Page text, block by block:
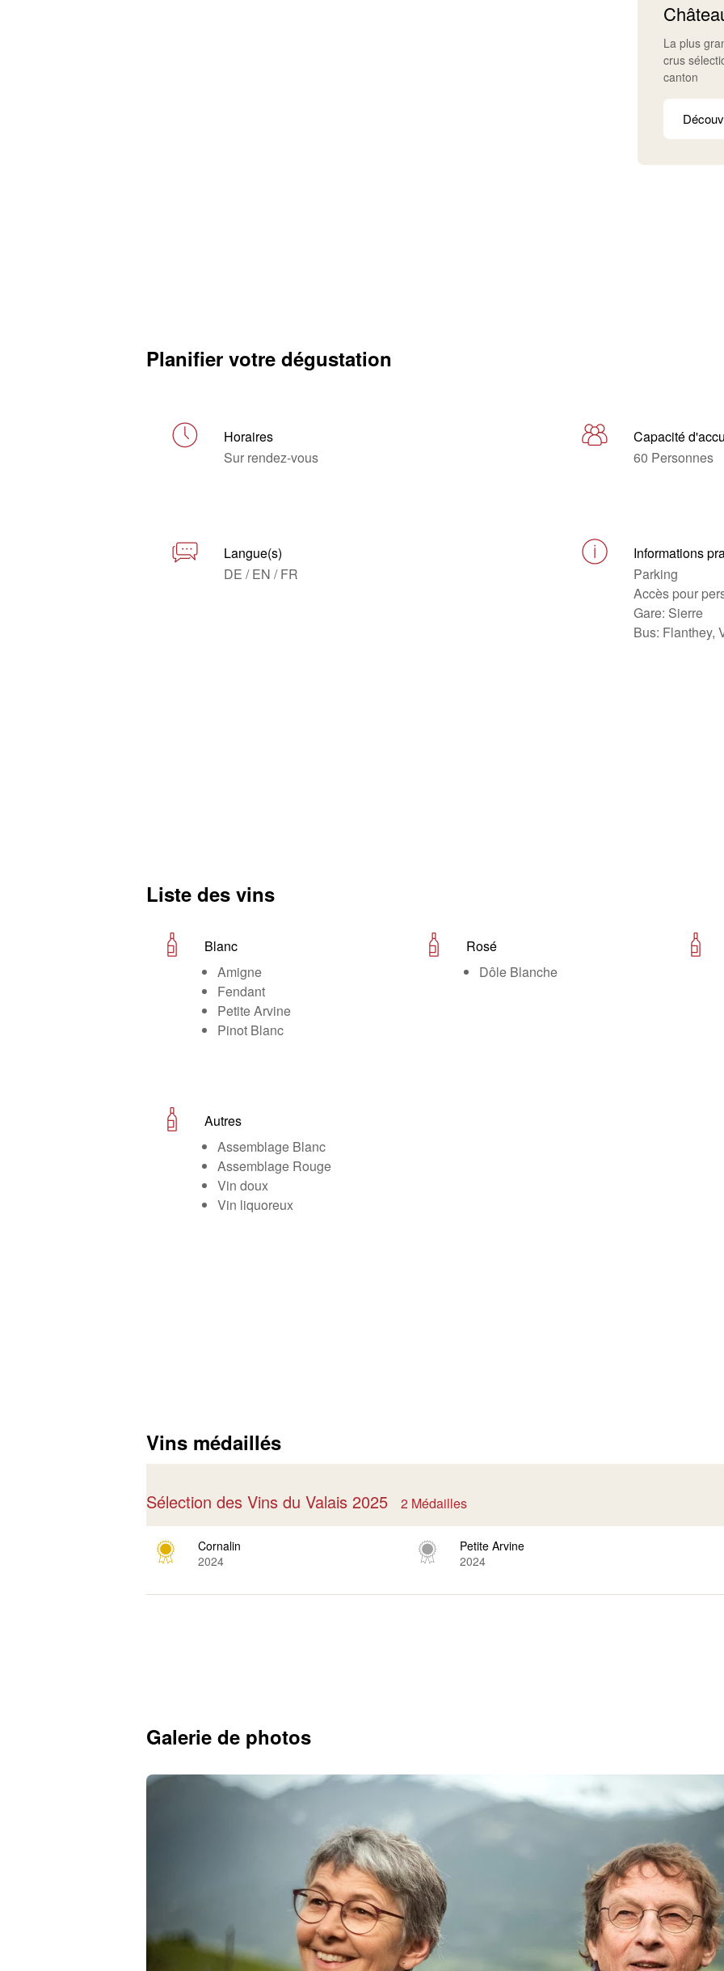
La plus
crus
canton
Planifier votre dégustation
Horaires
Sur rendez-vous
Capacité
60 Personnes
Langue(s)
DE / EN / FR
Informations
Parking
Accès pour
Gare: Sierre
Bus: Flanthey,
Liste des vins
Blanc
Amigne
Fendant
Petite Arvine
Pinot Blanc
Rosé
Dôle Blanche
Autres
Assemblage Blanc
Assemblage Rouge
Vin doux
Vin liquoreux
Vins médaillés
Sélection des Vins du Valais 2025 2 Médailles
Cornalin
2024
Petite Arvine
2024
Galerie de photos